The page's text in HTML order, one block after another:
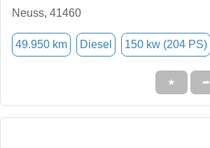
Neuss, 41460
49.950 km Diesel 150 kw (204 PS)
★ ➦